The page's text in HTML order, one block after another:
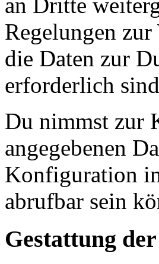
Regelungen
die Daten zur
erforderlich
Du nimmst zur
angegebenen
Konfiguration
abrufbar sein
Gestattung